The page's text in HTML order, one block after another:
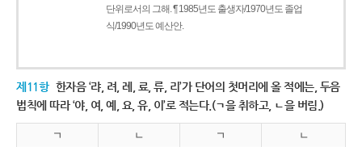
단위로서의 그해. ¶ 1985년도 출생자/1970년도 졸업
식/1990년도 예산안.
제11항 한자음 ‘랴, 려, 례, 료, 류, 리’가 단어의 첫머리에 올 적에는, 두음
법칙에 따라 ‘야, 여, 예, 요, 유, 이’로 적는다.(ㄱ을 취하고, ㄴ을 버림.)
ㄱ ㄴ ㄱ ㄴ